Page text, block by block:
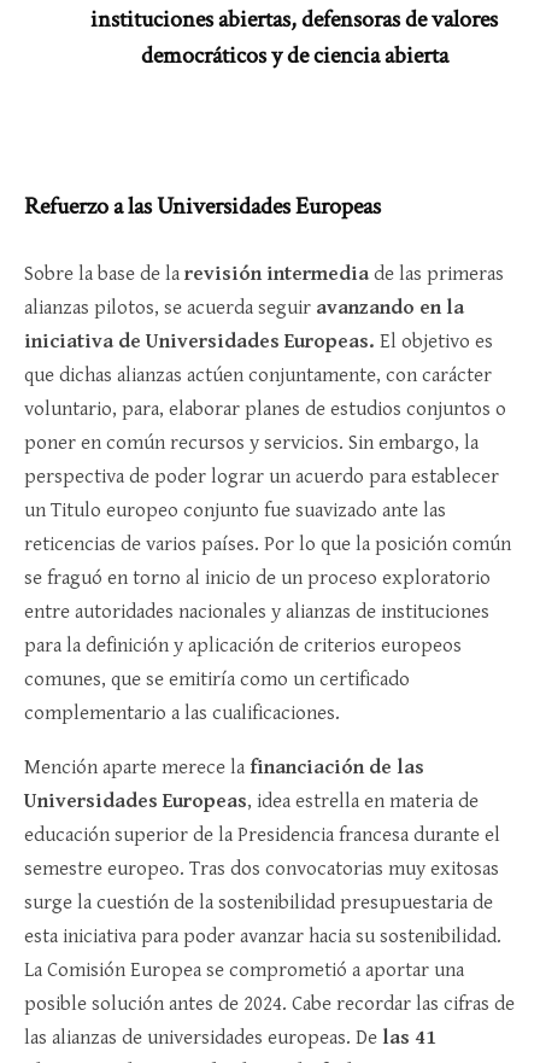
instituciones abiertas, defensoras de valores
democráticos y de ciencia abierta
Refuerzo a las Universidades Europeas
Sobre la base de la revisión intermediade las primeras
alianzas pilotos, se acuerda seguir avanzando en la
iniciativa de Universidades Europeas. El objetivo es
que dichas alianzas actúen conjuntamente, con carácter
voluntario, para, elaborar planes de estudios conjuntos o
poner en común recursos y servicios. Sin embargo, la
perspectiva de poder lograr un acuerdo para establecer
un Titulo europeo conjunto fue suavizado ante las
reticencias de varios países. Por lo que la posición común
se fraguó en torno al inicio de un proceso exploratorio
entre autoridades nacionales y alianzas de instituciones
para la definición y aplicación de criterios europeos
comunes, que se emitiría como un certificado
complementario a las cualificaciones.
Mención aparte merece la financiación de las
Universidades Europeas, idea estrella en materia de
educación superior de la Presidencia francesa durante el
semestre europeo. Tras dos convocatorias muy exitosas
surge la cuestión de la sostenibilidad presupuestaria de
esta iniciativa para poder avanzar hacia su sostenibilidad.
La Comisión Europea se comprometió a aportar una
posible solución antes de 2024. Cabe recordar las cifras de
las alianzas de universidades europeas. De las 41